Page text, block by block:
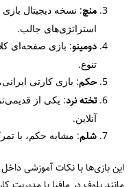
منچ: نسخه دیجیتال بازی
استراتژی‌های جالب.
دومینو: بازی صفحه‌ای
تنوع.
حکم: بازی کارتی
تخته نرد: یکی از
آنلاین.
شلم: مشابه حکم، با
این بازی‌ها با نکات آموزشی